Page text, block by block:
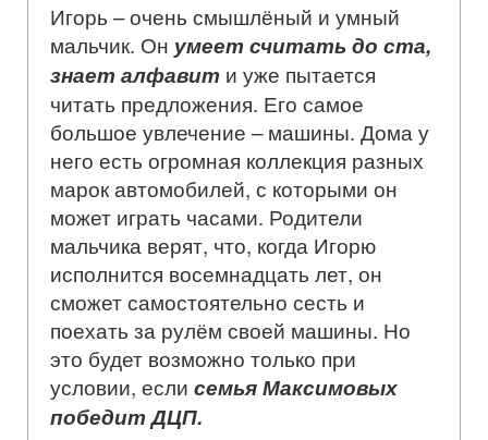
Игорь – очень смышлёный и умный
мальчик. Он умеет считать до ста,
знает алфавит и уже пытается
читать предложения. Его самое
большое увлечение – машины. Дома у
него есть огромная коллекция разных
марок автомобилей, с которыми он
может играть часами. Родители
мальчика верят, что, когда Игорю
исполнится восемнадцать лет, он
сможет самостоятельно сесть и
поехать за рулём своей машины. Но
это будет возможно только при
условии, если семья Максимовых
победит ДЦП.